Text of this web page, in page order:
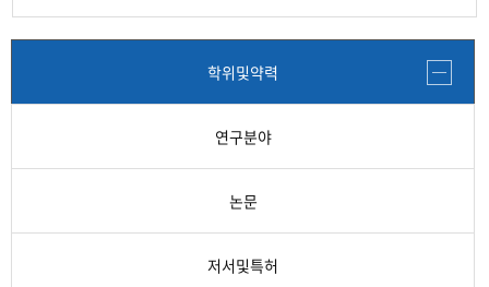
학위및약력
연구분야
논문
저서및특허